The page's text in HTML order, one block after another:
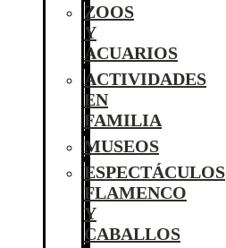
ZOOS
Y
ACUARIOS
ACTIVIDADES
EN
FAMILIA
MUSEOS
ESPECTÁCULOS
FLAMENCO
Y
CABALLOS